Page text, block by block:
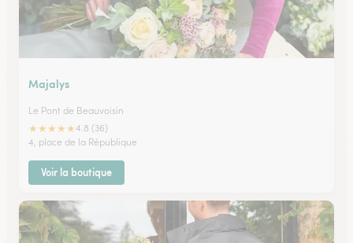
Majalys
Le Pont de Beauvoisin
★★★★★4.8 (36)
4, place de la République
Voir la boutique